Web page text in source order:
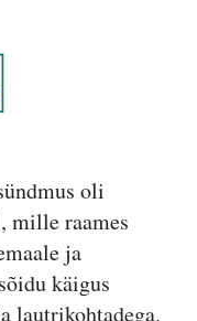
oli
mille raames
ja
käigus
lautrikohtadega.